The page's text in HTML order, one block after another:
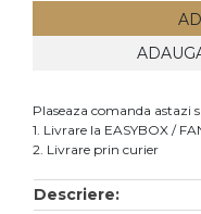
Accesorii
Plaseaza comanda astazi
1. Livrare la EASYBOX /
2. Livrare prin curier
Descriere: